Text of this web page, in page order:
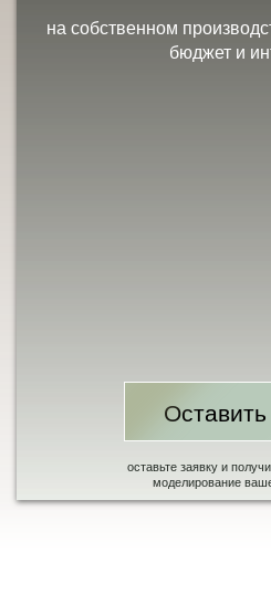
на собственном
бюджет и
Оставить
оставьте заявку и
моделирование
Продолжая использовать сайт,
обработку персональных
пользовательских данных с
Если вы не хотите, чтобы ваши